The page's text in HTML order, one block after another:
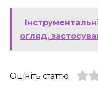
огляд,
Оцініть статтю